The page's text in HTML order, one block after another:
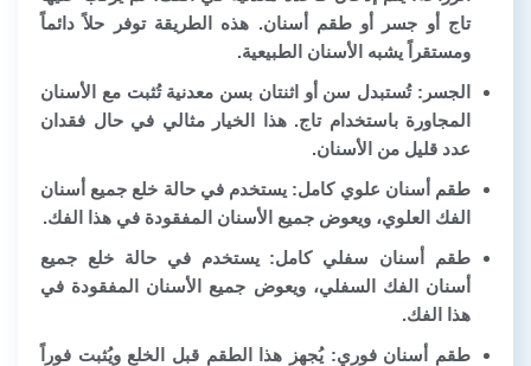
تاج أو جسر أو طقم أسنان. هذه الطريقة توفر حلاً دائماً
ومستقراً يشبه الأسنان الطبيعية.
الجسر : تُستبدل سن أو اثنتان بسن معدنية تُثبت مع الأسنان
المجاورة باستخدام تاج. هذا الخيار مثالي في حال فقدان
عدد قليل من الأسنان.
طقم أسنان علوي كامل: يستخدم في حالة خلع جميع أسنان
الفك العلوي، ويعوض جميع الأسنان المفقودة في هذا الفك.
طقم أسنان سفلي كامل: يستخدم في حالة خلع جميع
أسنان الفك السفلي، ويعوض جميع الأسنان المفقودة في
هذا الفك.
طقم أسنان فوري: يُجهز هذا الطقم قبل الخلع ويُثبت فوراً